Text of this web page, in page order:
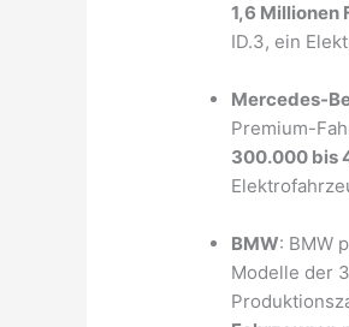
1,6 Millionen
ID.3, ein
Mercedes-
Premium-
300.000 bis
BMW: BMW
Modelle der